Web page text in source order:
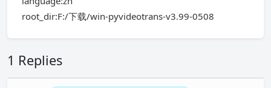
root_dir:F:/下载/win-pyvideotrans-v3.99-0508
1 Replies